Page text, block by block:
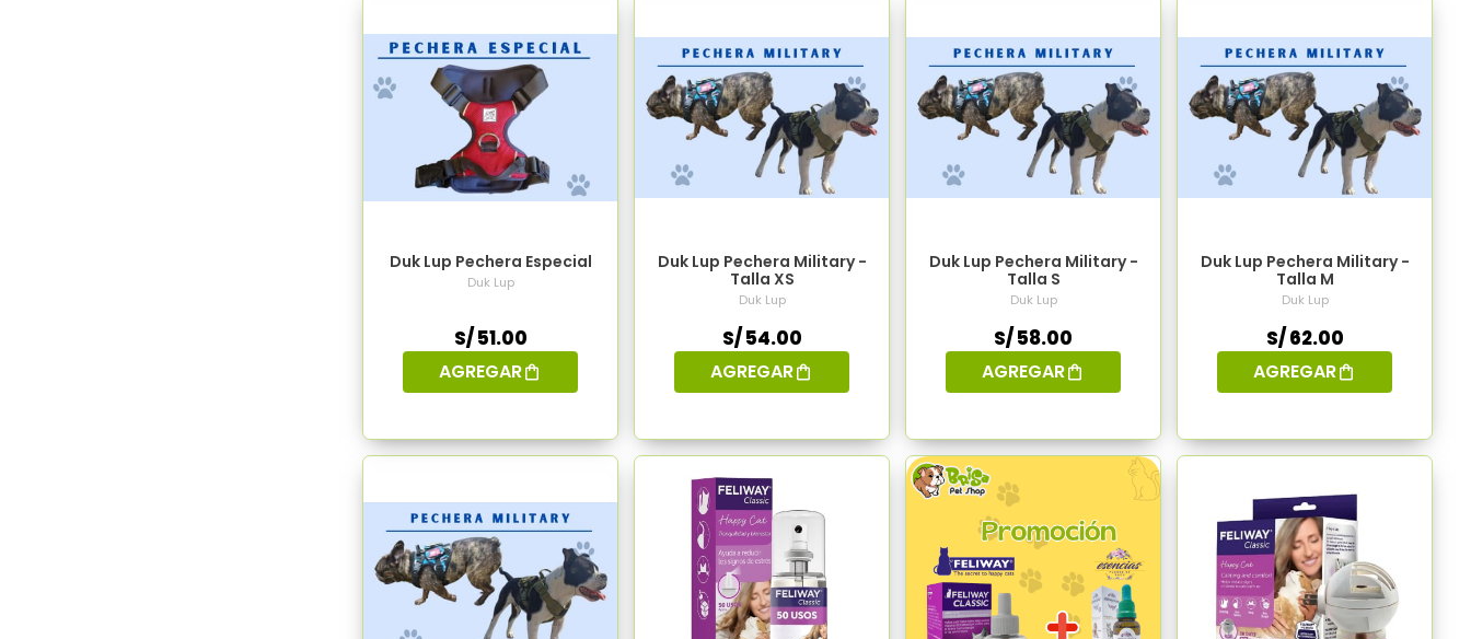
Duk Lup Pechera Especial
Duk Lup
S/ 51.00
AGREGAR
Duk Lup Pechera Military -
Talla XS
Duk Lup
S/ 54.00
AGREGAR
Duk Lup Pechera Military -
Talla S
Duk Lup
S/ 58.00
AGREGAR
Duk Lup Pechera Military -
Talla M
Duk Lup
S/ 62.00
AGREGAR